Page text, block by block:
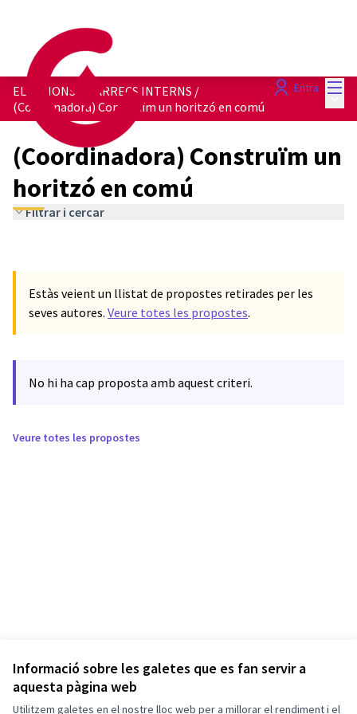
Informació sobre les galetes que es fan servir a
aquesta pàgina web
Utilitzem galetes en el nostre lloc web per a millorar el rendiment i el
Entra
ELECCIONS A CÀRRECS INTERNS /
(Coordinadora) Construïm un horitzó en comú
(Coordinadora) Construïm un
horitzó en comú
Filtrar i cercar
Estàs veient un llistat de propostes retirades per les
seves autores. Veure totes les propostes.
No hi ha cap proposta amb aquest criteri.
Veure totes les propostes